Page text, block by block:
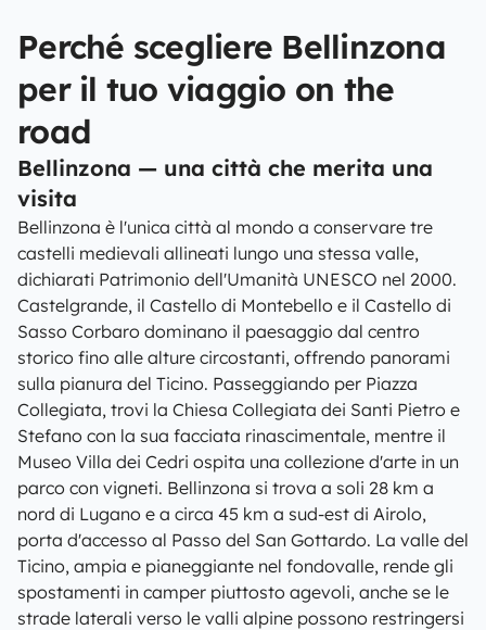
Perché scegliere Bellinzona
per il tuo viaggio on the
road
Bellinzona — una città che merita una
visita
Bellinzona è l'unica città al mondo a conservare tre
castelli medievali allineati lungo una stessa valle,
dichiarati Patrimonio dell'Umanità UNESCO nel 2000.
Castelgrande, il Castello di Montebello e il Castello di
Sasso Corbaro dominano il paesaggio dal centro
storico fino alle alture circostanti, offrendo panorami
sulla pianura del Ticino. Passeggiando per Piazza
Collegiata, trovi la Chiesa Collegiata dei Santi Pietro e
Stefano con la sua facciata rinascimentale, mentre il
Museo Villa dei Cedri ospita una collezione d'arte in un
parco con vigneti. Bellinzona si trova a soli 28 km a
nord di Lugano e a circa 45 km a sud-est di Airolo,
porta d'accesso al Passo del San Gottardo. La valle del
Ticino, ampia e pianeggiante nel fondovalle, rende gli
spostamenti in camper piuttosto agevoli, anche se le
strade laterali verso le valli alpine possono restringersi